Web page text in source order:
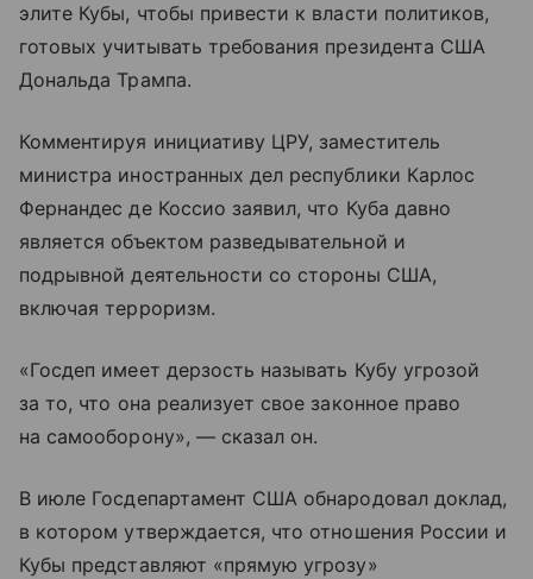
элите Кубы, чтобы привести к власти политиков,
готовых учитывать требования президента США
Дональда Трампа.
Комментируя инициативу ЦРУ, заместитель
министра иностранных дел республики Карлос
Фернандес де Коссио заявил, что Куба давно
является объектом разведывательной и
подрывной деятельности со стороны США,
включая терроризм.
«Госдеп имеет дерзость называть Кубу угрозой
за то, что она реализует свое законное право
на самооборону», — сказал он.
В июле Госдепартамент США обнародовал доклад,
в котором утверждается, что отношения России и
Кубы представляют «прямую угрозу»